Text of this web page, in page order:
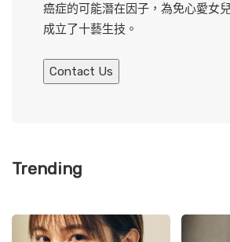
癌症的可能潛在因子，為免心愛女
成立了十藝生技。
Contact Us
Trending